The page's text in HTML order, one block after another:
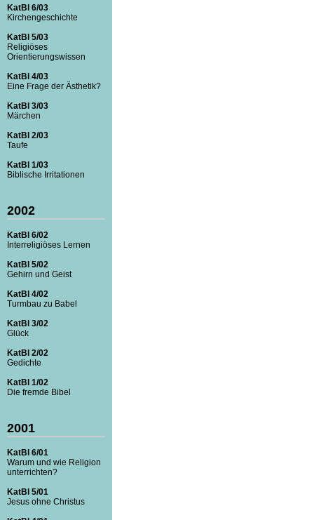
KatBl 6/03
Kirchengeschichte
KatBl 5/03
Religiöses
Orientierungswissen
KatBl 4/03
Eine Frage der Ästhetik?
KatBl 3/03
Märchen
KatBl 2/03
Taufe
KatBl 1/03
Biblische Irritationen
2002
KatBl 6/02
Interreligiöses Lernen
KatBl 5/02
Gehirn und Geist
KatBl 4/02
Turmbau zu Babel
KatBl 3/02
Glück
KatBl 2/02
Gedichte
KatBl 1/02
Die fremde Bibel
2001
KatBl 6/01
Warum und wie Religion
unterrichten?
KatBl 5/01
Jesus ohne Christus